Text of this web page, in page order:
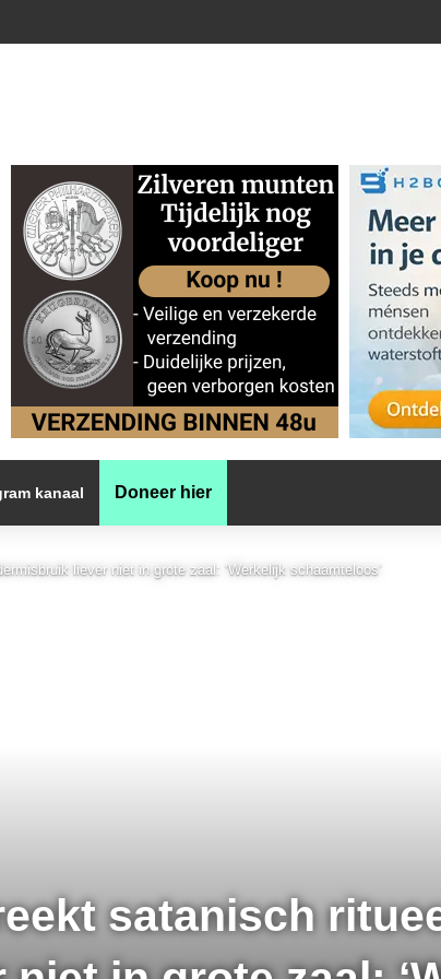
kanaal Doneer hier
liever niet in grote zaal: ‘Werkelijk schaamteloos’
satanisch